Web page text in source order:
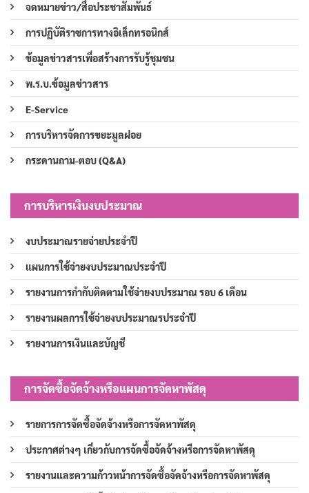
จดหมายข่าว/สื่อประชาสัมพันธ์
การปฏิบัติราชการทางอิเล็กทรอนิกส์
ข้อมูลข่าวสารเพื่อสร้างการรับรู้ชุมชน
พ.ร.บ.ข้อมูลข่าวสาร
E-Service
การบริหารจัดการขยะมูลฝอย
กระดานถาม-ตอบ (Q&A)
การบริหารเงินงบประมาณ
งบประมาณรายจ่ายประจำปี
แผนการใช้จ่ายงบประมาณประจำปี
รายงานการกำกับติดตามใช้จ่ายงบประมาณ รอบ 6 เดือน
รายงานผลการใช้จ่ายงบประมาณรประจำปี
รายงานการเงินและบัญชี
การจัดซื้อจัดจ้างหรือแผนการจัดหาพัสดุ
รายการการจัดซื้อจัดจ้างหรือการจัดหาพัสดุ
ประกาศต่างๆ เกี่ยวกับการจัดซื้อจัดจ้างหรือการจัดหาพัสดุ
รายงานและความก้าวหน้าการจัดซื้อจัดจ้างหรือการจัดหาพัสดุ